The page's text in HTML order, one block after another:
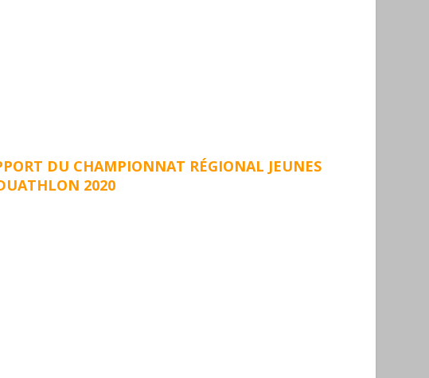
DU CHAMPIONNAT RÉGIONAL JEUNES
2020